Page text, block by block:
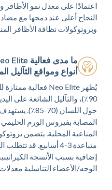
اعتمادًا على معدل نمو
النجاح أعلى عند دمجها مع
وبروتوكولات نظافة الأظافر
أنواع ومواقع الثآليل
حول اللسان (70-
المصابة بفيروس الورم
متباعدة 3-4 أسابيع. قد
إضافية بسبب الأنسجة
الوجه/الأعضاء التناسلية